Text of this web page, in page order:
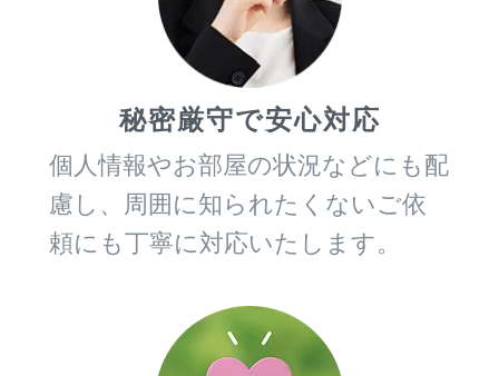
秘密厳守で安心対応
個人情報やお部屋の状況などにも配
慮し、周囲に知られたくないご依
頼にも丁寧に対応いたします。